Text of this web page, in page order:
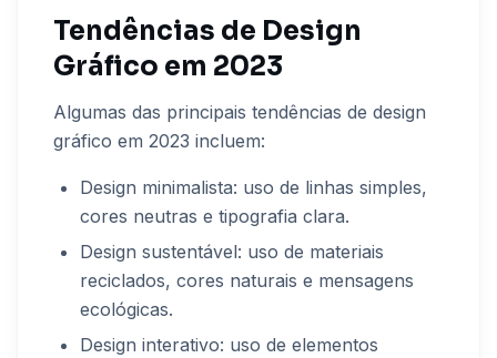
Tendências de Design
Gráfico em 2023
Algumas das principais tendências de design
gráfico em 2023 incluem:
Design minimalista: uso de linhas simples,
cores neutras e tipografia clara.
Design sustentável: uso de materiais
reciclados, cores naturais e mensagens
ecológicas.
Design interativo: uso de elementos